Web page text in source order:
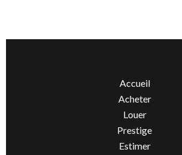
Accueil
Acheter
Louer
Prestige
Estimer